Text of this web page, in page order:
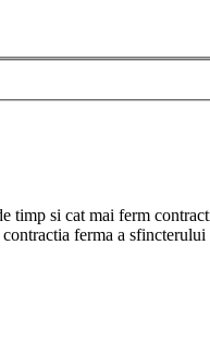
timp si cat mai ferm
ferma a